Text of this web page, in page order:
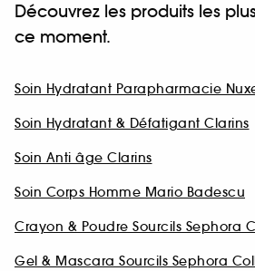
Découvrez les produits les
ce moment.
Soin Hydratant Parapharmacie
Soin Hydratant & Défatigant Clarins
Soin Anti âge Clarins
Soin Corps Homme Mario Badescu
Crayon & Poudre Sourcils Sephora
Gel & Mascara Sourcils Sephora